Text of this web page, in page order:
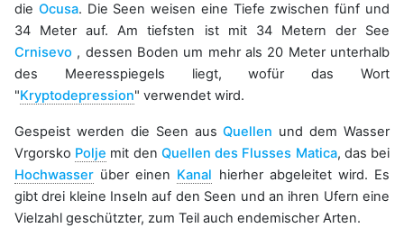
die Ocusa. Die Seen weisen eine Tiefe zwischen fünf und
34 Meter auf. Am tiefsten ist mit 34 Metern der See
Crnisevo , dessen Boden um mehr als 20 Meter unterhalb
des Meeresspiegels liegt, wofür das Wort
"Kryptodepression" verwendet wird.
Gespeist werden die Seen ausQuellen und dem Wasser
Vrgorsko Polje mit den Quellen des Flusses Matica, das bei
Hochwasser über einen Kanal hierher abgeleitet wird. Es
gibt drei kleine Inseln auf den Seen und an ihren Ufern eine
Vielzahl geschützter, zum Teil auch endemischer Arten.